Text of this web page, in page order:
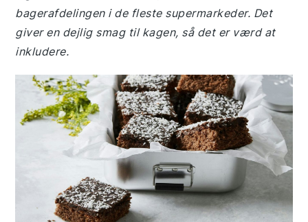
bagerafdelingen i de fleste supermarkeder. Det
giver en dejlig smag til kagen, så det er værd at
inkludere.